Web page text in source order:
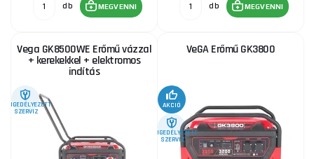
db MEGVENNI db MEGVENNI
Vega GK8500WE Erőmű vázzal
+ kerekekkel + elektromos
indítás
ENGEDÉLYEZETT
SZERVIZ
VeGA Erőmű GK3800
AKCIÓ
ENGEDÉLYEZETT
SZERVIZ